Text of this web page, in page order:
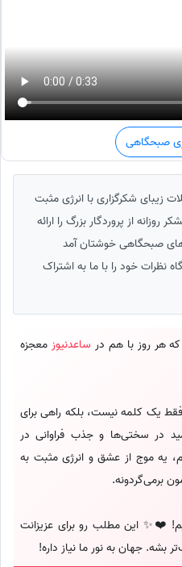
صبحگاهی
زیبای شکرگزاری با انرژی مثبت
از پروردگار بزرگ را ارائه
های صبحگاهی خوشتان آمد
خود را با ما به اشتراک
هر روز با هم در ساعدنیوز معجزه
یک کلمه نیست، بلکه راهی برای
در سختی‌ها و جذب فراوانی در
یه موج از عشق و انرژی مثبت به
برمی‌گردونه.
❤️✨ این مطلب رو برای عزیزانت
بشه. جهان به نور ما نیاز داره!